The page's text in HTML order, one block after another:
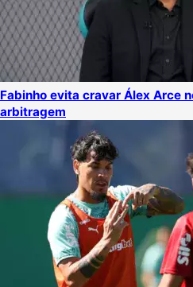
Fabinho evita cravar Álex Arce
arbitragem